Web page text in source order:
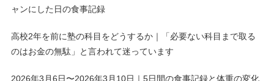
ャンにした日の食事記録
高校2年を前に塾の科目をどうするか｜「必要ない科目まで取る
のはお金の無駄」と言われて迷っています
2026年3月6日〜2026年3月10日｜5日間の食事記録と体重の変化